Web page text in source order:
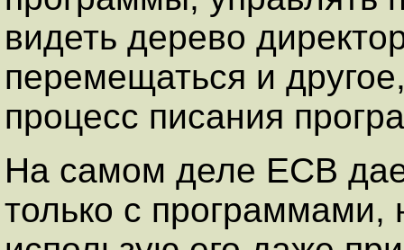
видеть дерево
перемещаться и
процесс писания
На самом деле ECB
только с